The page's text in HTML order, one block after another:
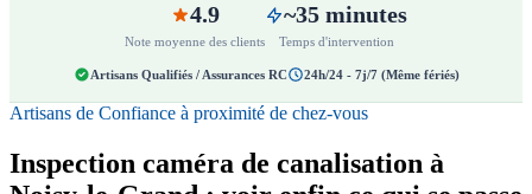
4.9
Note moyenne des clients
~35 minutes
Temps d'intervention
Artisans Qualifiés / Assurances RC 24h/24 - 7j/7 (Même fériés)
Artisans de Confiance à proximité de chez-vous
Inspection caméra de canalisation à